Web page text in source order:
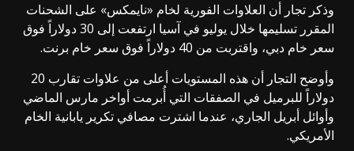
وذكر تجار أن العلاوات الفورية لخام «نايمكس» على الشحنات
المقرر تسليمها خلال يوليو في آسيا ارتفعت إلى 30 دولاراً فوق
سعر خام دبي، واقتربت من 40 دولاراً فوق سعر خام برنت.
وأوضح التجار أن هذه المستويات أعلى من علاوات تقارب 20
دولاراً للبرميل في الصفقات التي أُبرمت أواخر مارس الماضي
وأوائل أبريل الجاري، عندما اشترت مصافي تكرير يابانية الخام
الأمريكي.